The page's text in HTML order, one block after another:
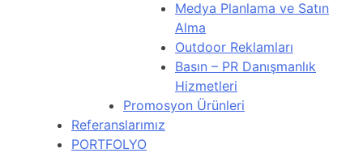
Medya Planlama ve Satın
Alma
Outdoor Reklamları
Basın – PR Danışmanlık
Hizmetleri
Promosyon Ürünleri
Referanslarımız
PORTFOLYO